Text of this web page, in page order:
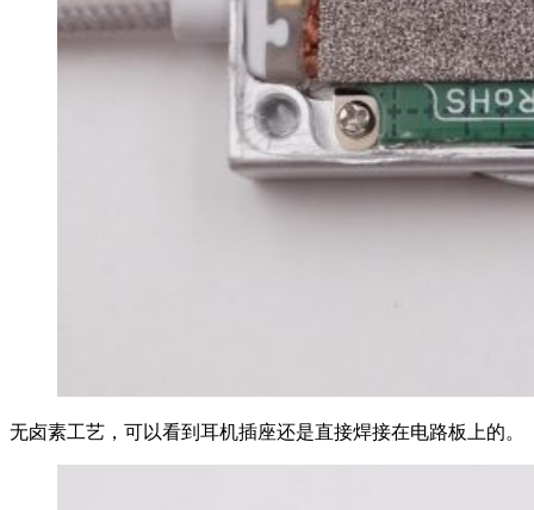
无卤素工艺，可以看到耳机插座还是直接焊接在电路板上的。